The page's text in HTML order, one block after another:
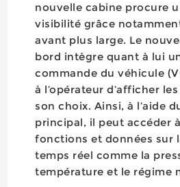
nouvelle cabine procure
visibilité grâce
avant plus large. Le
bord intègre quant à lui
commande du véhicule
à l’opérateur d’afficher
son choix. Ainsi, à l’aide
principal, il peut accéder
fonctions et données sur
temps réel comme la
température et le régime